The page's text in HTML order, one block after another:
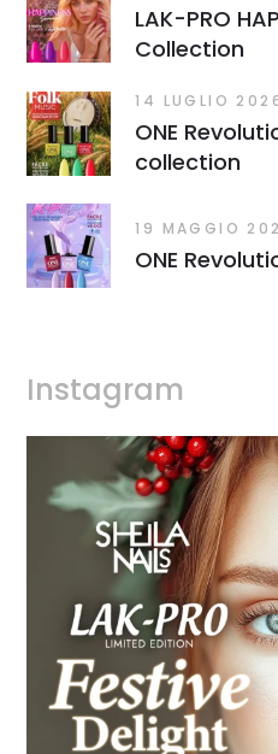
LAK-PRO
Collection
14 LUGLIO
ONE
collection
19 MAGGIO
ONE
Instagram